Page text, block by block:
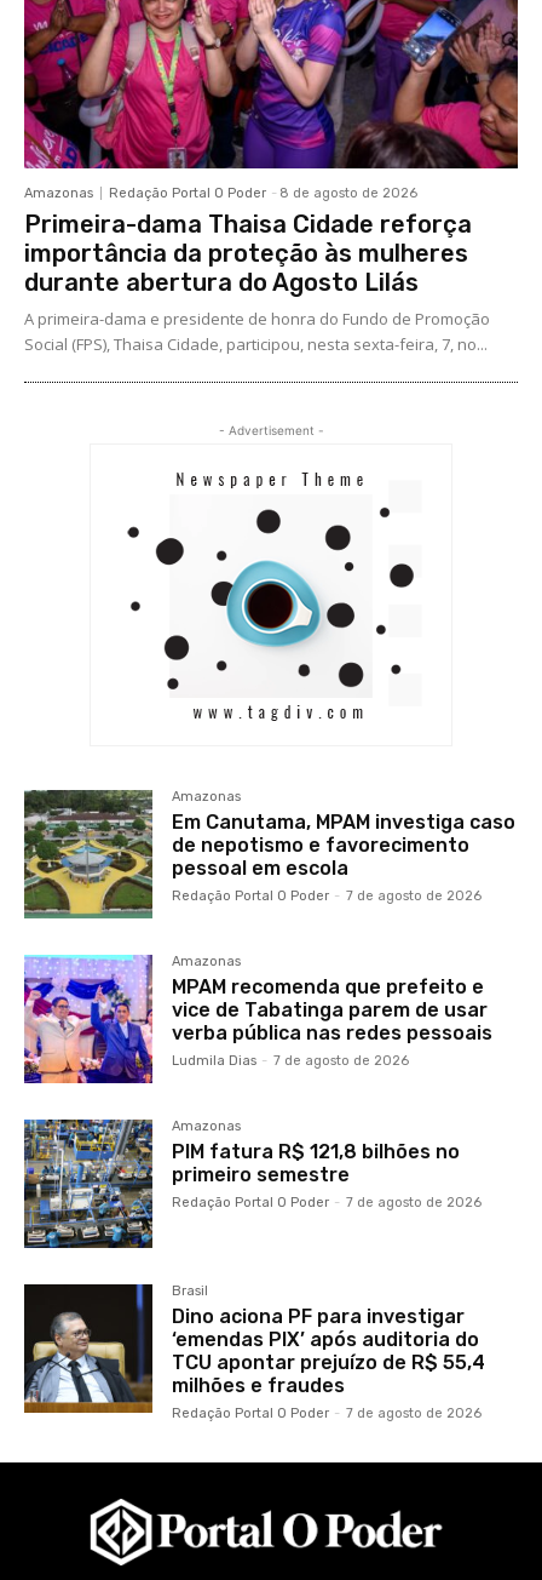
Amazonas Redação Portal O Poder - 8 de agosto de 2026
Primeira-dama Thaisa Cidade reforça
importância da proteção às mulheres
durante abertura do Agosto Lilás
A primeira-dama e presidente de honra do Fundo de Promoção
Social (FPS), Thaisa Cidade, participou, nesta sexta-feira, 7, no...
- Advertisement -
Amazonas
Em Canutama, MPAM investiga caso
de nepotismo e favorecimento
pessoal em escola
Redação Portal O Poder - 7 de agosto de 2026
Amazonas
MPAM recomenda que prefeito e
vice de Tabatinga parem de usar
verba pública nas redes pessoais
Ludmila Dias - 7 de agosto de 2026
Amazonas
PIM fatura R$ 121,8 bilhões no
primeiro semestre
Redação Portal O Poder - 7 de agosto de 2026
Brasil
Dino aciona PF para investigar
‘emendas PIX’ após auditoria do
TCU apontar prejuízo de R$ 55,4
milhões e fraudes
Redação Portal O Poder - 7 de agosto de 2026